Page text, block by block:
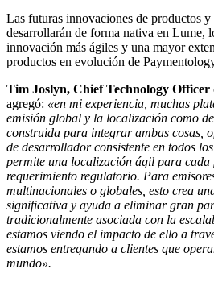
Las futuras innovaciones de productos
desarrollarán de forma nativa en Lume,
innovación más ágiles y una mayor
productos en evolución de
Tim Joslyn, Chief Technology Officer
agregó: «en mi experiencia, muchas
emisión global y la localización como
construida para integrar ambas cosas,
de desarrollador consistente en todos
permite una localización ágil para cada
requerimiento regulatorio. Para
multinacionales o globales, esto crea
significativa y ayuda a eliminar gran
tradicionalmente asociada con la
estamos viendo el impacto de ello a
estamos entregando a clientes que
mundo».